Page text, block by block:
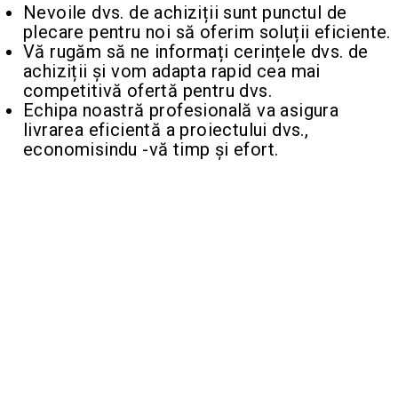
Nevoile dvs. de achiziții sunt punctul de
plecare pentru noi să oferim soluții eficiente.
Vă rugăm să ne informați cerințele dvs. de
achiziții și vom adapta rapid cea mai
competitivă ofertă pentru dvs.
Echipa noastră profesională va asigura
livrarea eficientă a proiectului dvs.,
economisindu -vă timp și efort.